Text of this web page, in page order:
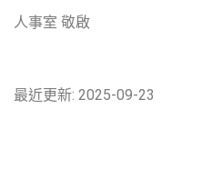
人事室 敬啟
最近更新: 2025-09-23